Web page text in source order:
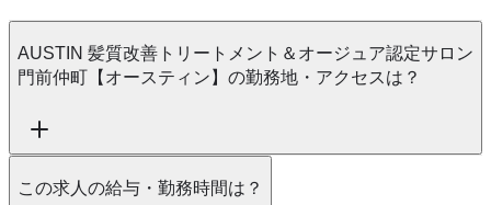
AUSTIN 髪質改善トリートメント＆オージュア認定サロン
門前仲町【オースティン】の勤務地・アクセスは？
この求人の給与・勤務時間は？